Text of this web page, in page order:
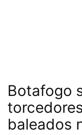
Botafogo
baleados